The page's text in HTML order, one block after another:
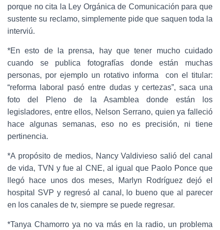
porque no cita la Ley Orgánica de Comunicación para que
sustente su reclamo, simplemente pide que saquen toda la
interviú.
*En esto de la prensa, hay que tener mucho cuidado
cuando se publica fotografías donde están muchas
personas, por ejemplo un rotativo informa con el titular:
“reforma laboral pasó entre dudas y certezas”, saca una
foto del Pleno de la Asamblea donde están los
legisladores, entre ellos, Nelson Serrano, quien ya falleció
hace algunas semanas, eso no es precisión, ni tiene
pertinencia.
*A propósito de medios, Nancy Valdivieso salió del canal
de vida, TVN y fue al CNE, al igual que Paolo Ponce que
llegó hace unos dos meses, Marlyn Rodríguez dejó el
hospital SVP y regresó al canal, lo bueno que al parecer
en los canales de tv, siempre se puede regresar.
*Tanya Chamorro ya no va más en la radio, un problema